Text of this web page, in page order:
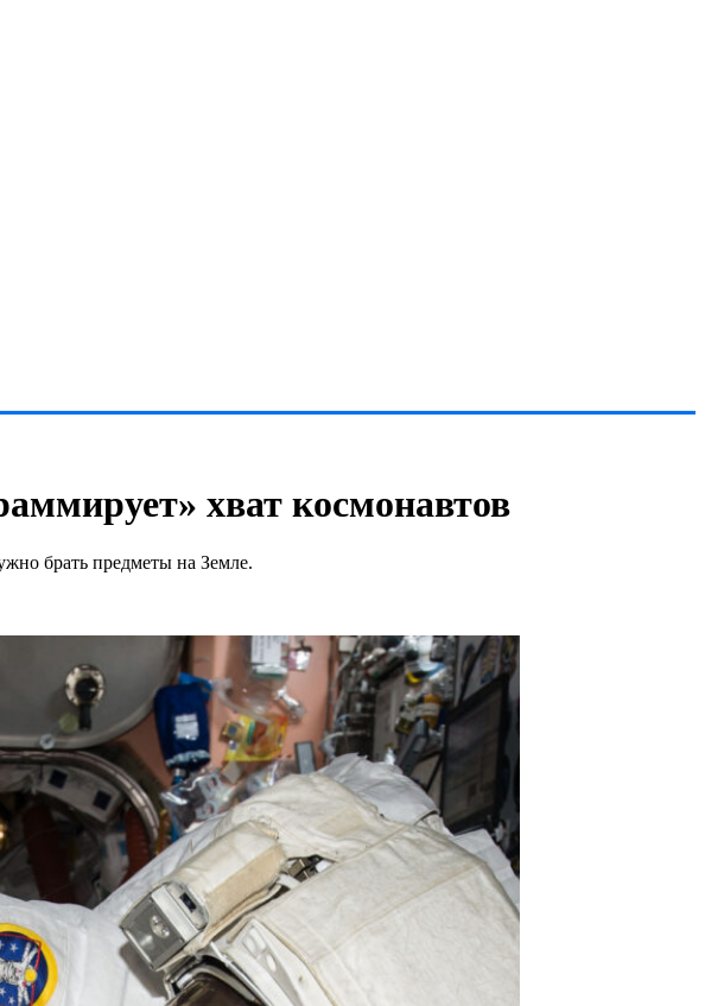
хват космонавтов
брать предметы на Земле.